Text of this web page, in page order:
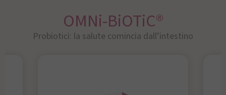
OMNi-BiOTiC®
Probiotici: la salute comincia dall’intestino